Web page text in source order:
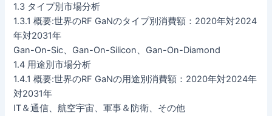
1.3 タイプ別市場分析
1.3.1 概要:世界のRF GaNのタイプ別消費額：2020年対2024
年対2031年
Gan-On-Sic、Gan-On-Silicon、Gan-On-Diamond
1.4 用途別市場分析
1.4.1 概要:世界のRF GaNの用途別消費額：2020年対2024年
対2031年
IT＆通信、航空宇宙、軍事＆防衛、その他